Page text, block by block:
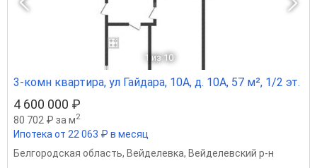
1 из 10
3-комн квартира, ул Гайдара, 10А, д. 10А, 57 м², 1/2 эт.
4 600 000 ₽
80 702 ₽ за м2
Ипотека от 22 063 ₽ в месяц
Белгородская область, Вейделевка, Вейделевский р-н